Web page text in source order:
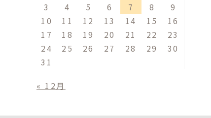
3
4 5 6 7 8
9
10
11 12 13 14 15
16
17
18 19 20 21 22
23
24
25 26 27 28 29
30
31
« 12月